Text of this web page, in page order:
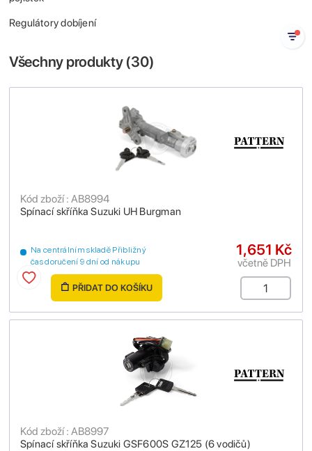
Regulátory dobíjení
Všechny produkty (30)
Spínací skříňka Suzuki UH Burgman
Kód zboží : AB8994
Na centrálním skladě Přibližný
čas doručení 9 dní od nákupu
1,651 Kč
včetně DPH
PŘIDAT DO KOŠÍKU
Spínací skříňka Suzuki GSF600S GZ125 (6 vodičů)
Kód zboží : AB8997